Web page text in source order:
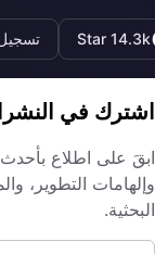
Star 14.3k
اشترك في
ابقَ على اطلاع بأحدث
وإلهامات التطوير،
البحثية.